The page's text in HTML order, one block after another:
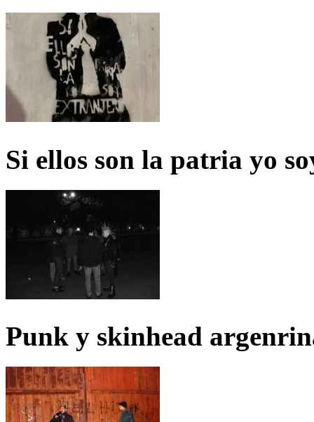
Si ellos son la patria yo
Punk y skinhead